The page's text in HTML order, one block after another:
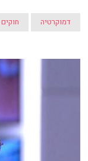
דמוקרטיה חוקים